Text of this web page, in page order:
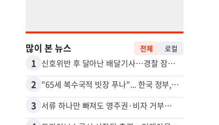
많이 본 뉴스 전체 로컬
1 신호위반 후 달아난 배달기사…경찰 잠복해 잡고보니 ‘반전’
2 "65세 복수국적 빗장 푸나"... 한국 정부, 연령 완화 전면 추진
3 서류 하나만 빠져도 영주권·비자 거부…심사관 재량권 대폭 확대